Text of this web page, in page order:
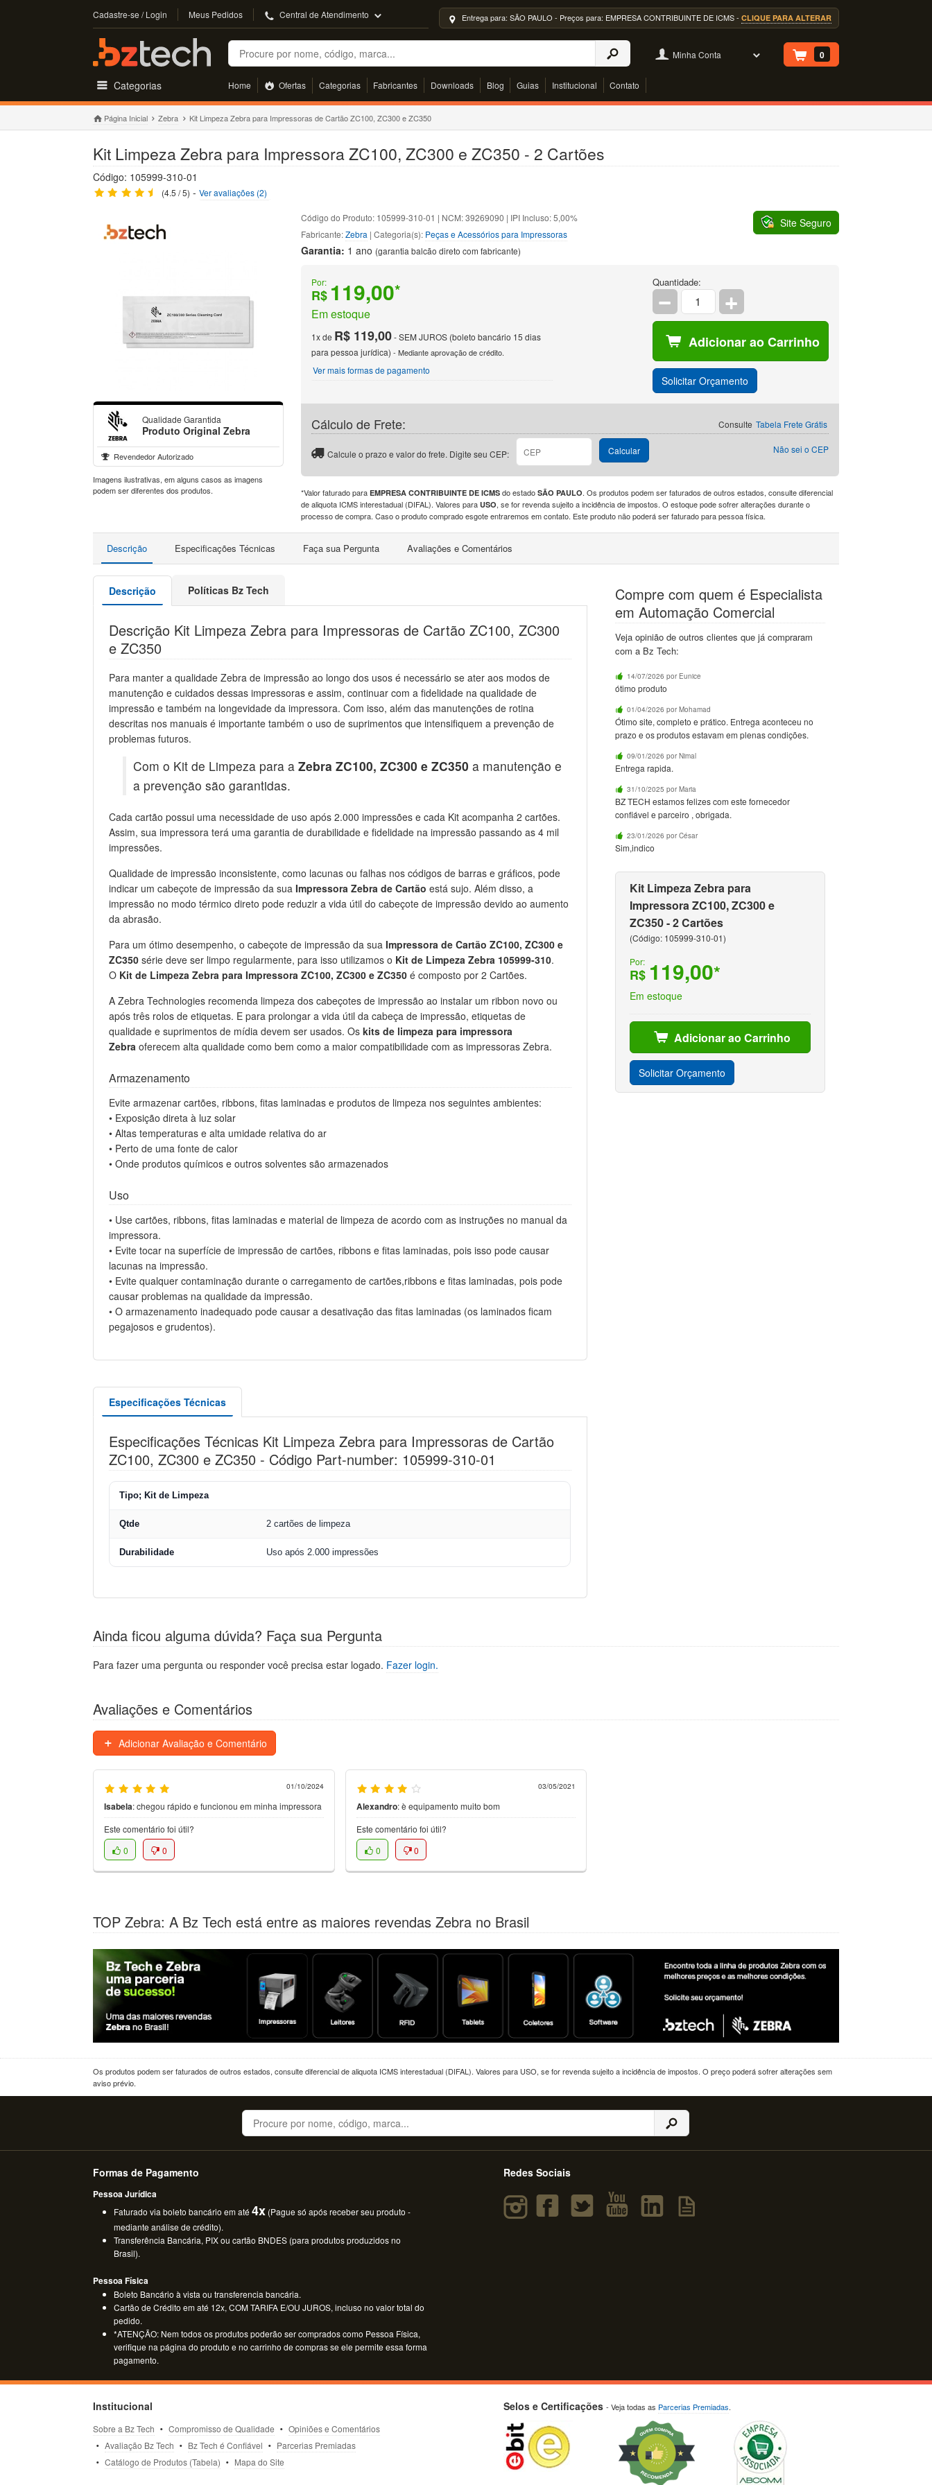
Cadastre-se / Login Meus Pedidos Central de Atendimento Entrega para: SÃO PAULO - Preços para: EMPRESA CONTRIBUINTE DE ICMS - CLIQUE PARA ALTERAR
Buscar
Minha Conta 0
Categorias Home Ofertas Categorias Fabricantes Downloads Blog Guias Institucional Contato
Página Inicial Zebra Kit Limpeza Zebra para Impressoras de Cartão ZC100, ZC300 e ZC350
Kit Limpeza Zebra para Impressora ZC100, ZC300 e ZC350 - 2 Cartões
Código: 105999-310-01
(4.5 / 5) - Ver avaliações (2)
Site Seguro
Qualidade Garantida
Produto Original Zebra
Revendedor Autorizado
Imagens ilustrativas, em alguns casos as imagens
podem ser diferentes dos produtos.
Código do Produto: 105999-310-01 | NCM: 39269090 | IPI Incluso: 5,00%
Fabricante:Zebra | Categoria(s): Peças e Acessórios para Impressoras
Garantia: 1 ano (garantia balcão direto com fabricante)
Por:
R$ 119,00*
Em estoque
1x de R$ 119,00- SEM JUROS (boleto bancário 15 dias
para pessoa jurídica) - Mediante aprovação de crédito.
Ver mais formas de pagamento
Quantidade:
Adicionar ao Carrinho
Solicitar Orçamento
Consulte Tabela Frete Grátis
Cálculo de Frete:
Calcule o prazo e valor do frete. Digite seu CEP:
CEP
Calcular Não sei o CEP
*Valor faturado paraEMPRESA CONTRIBUINTE DE ICMS do estadoSÃO PAULO. Os produtos podem ser faturados de outros estados, consulte diferencial
de aliquota ICMS interestadual (DIFAL). Valores paraUSO, se for revenda sujeito a incidência de impostos. O estoque pode sofrer alterações durante o
processo de compra. Caso o produto comprado esgote entraremos em contato. Este produto não poderá ser faturado para pessoa física.
Descrição Especificações Técnicas Faça sua Pergunta Avaliações e Comentários
Descrição Políticas Bz Tech
Descrição Kit Limpeza Zebra para Impressoras de Cartão ZC100, ZC300
e ZC350
Para manter a qualidade Zebra de impressão ao longo dos usos é necessário se ater aos modos de
manutenção e cuidados dessas impressoras e assim, continuar com a fidelidade na qualidade de
impressão e também na longevidade da impressora. Com isso, além das manutenções de rotina
descritas nos manuais é importante também o uso de suprimentos que intensifiquem a prevenção de
problemas futuros.
Com o Kit de Limpeza para aZebra ZC100, ZC300 e ZC350 a manutenção e
a prevenção são garantidas.
Cada cartão possui uma necessidade de uso após 2.000 impressões e cada Kit acompanha 2 cartões.
Assim, sua impressora terá uma garantia de durabilidade e fidelidade na impressão passando as 4 mil
impressões.
Qualidade de impressão inconsistente, como lacunas ou falhas nos códigos de barras e gráficos, pode
indicar um cabeçote de impressão da suaImpressora Zebra de Cartão está sujo. Além disso, a
impressão no modo térmico direto pode reduzir a vida útil do cabeçote de impressão devido ao aumento
da abrasão.
Para um ótimo desempenho, o cabeçote de impressão da suaImpressora de Cartão ZC100, ZC300 e
ZC350 série deve ser limpo regularmente, para isso utilizamos o Kit de Limpeza Zebra 105999-310.
O Kit de Limpeza Zebra para Impressora ZC100, ZC300 e ZC350 é composto por 2 Cartões.
A Zebra Technologies recomenda limpeza dos cabeçotes de impressão ao instalar um ribbon novo ou
após três rolos de etiquetas. E para prolongar a vida útil da cabeça de impressão, etiquetas de
qualidade e suprimentos de mídia devem ser usados. Oskits de limpeza para impressora
Zebra oferecem alta qualidade como bem como a maior compatibilidade com as impressoras Zebra.
Armazenamento
Evite armazenar cartões, ribbons, fitas laminadas e produtos de limpeza nos seguintes ambientes:
• Exposição direta à luz solar
• Altas temperaturas e alta umidade relativa do ar
• Perto de uma fonte de calor
• Onde produtos químicos e outros solventes são armazenados
Uso
• Use cartões, ribbons, fitas laminadas e material de limpeza de acordo com as instruções no manual da
impressora.
• Evite tocar na superfície de impressão de cartões, ribbons e fitas laminadas, pois isso pode causar
lacunas na impressão.
• Evite qualquer contaminação durante o carregamento de cartões,ribbons e fitas laminadas, pois pode
causar problemas na qualidade da impressão.
• O armazenamento inadequado pode causar a desativação das fitas laminadas (os laminados ficam
pegajosos e grudentos).
Especificações Técnicas
Especificações Técnicas Kit Limpeza Zebra para Impressoras de Cartão
ZC100, ZC300 e ZC350 - Código Part-number: 105999-310-01
Tipo; Kit de Limpeza
Qtde 2 cartões de limpeza
Durabilidade Uso após 2.000 impressões
Compre com quem é Especialista
em Automação Comercial
Veja opinião de outros clientes que já compraram
com a Bz Tech:
14/07/2026 por Eunice
ótimo produto
01/04/2026 por Mohamad
Ótimo site, completo e prático. Entrega aconteceu no
prazo e os produtos estavam em plenas condições.
09/01/2026 por Nimal
Entrega rapida.
31/10/2025 por Maria
BZ TECH estamos felizes com este fornecedor
confiável e parceiro , obrigada.
23/01/2026 por César
Sim,indico
Kit Limpeza Zebra para
Impressora ZC100, ZC300 e
ZC350 - 2 Cartões
(Código: 105999-310-01)
Por:
R$ 119,00*
Em estoque
Adicionar ao Carrinho
Solicitar Orçamento
Ainda ficou alguma dúvida? Faça sua Pergunta
Para fazer uma pergunta ou responder você precisa estar logado. Fazer login.
Avaliações e Comentários
Adicionar Avaliação e Comentário
01/10/2024
Isabela:chegou rápido e funcionou em minha impressora
Este comentário foi útil?
0
0
03/05/2021
Alexandro:è equipamento muito bom
Este comentário foi útil?
0
0
TOP Zebra: A Bz Tech está entre as maiores revendas Zebra no Brasil
Os produtos podem ser faturados de outros estados, consulte diferencial de aliquota ICMS interestadual (DIFAL). Valores para USO, se for revenda sujeito a incidência de impostos. O preço poderá sofrer alterações sem
aviso prévio.
Buscar
Formas de Pagamento
Pessoa Jurídica
Faturado via boleto bancário em até4x (Pague só após receber seu produto -
mediante análise de crédito).
Transferência Bancária, PIX ou cartão BNDES (para produtos produzidos no
Brasil).
Pessoa Física
Boleto Bancário à vista ou transferencia bancária.
Cartão de Crédito em até 12x, COM TARIFA E/OU JUROS, incluso no valor total do
pedido.
*ATENÇÃO: Nem todos os produtos poderão ser comprados como Pessoa Física,
verifique na página do produto e no carrinho de compras se ele permite essa forma
pagamento.
Redes Sociais
Institucional
Sobre a Bz Tech Compromisso de Qualidade
Opiniões e Comentários
Avaliação Bz Tech
Bz Tech é Confiável
Parcerias Premiadas
Catálogo de Produtos (Tabela)
Mapa do Site
Selos e Certificações - Veja todas as Parcerias Premiadas.